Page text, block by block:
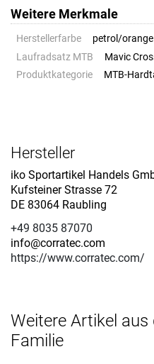
Weitere Merkmale
Herstellerfarbe
petrol/orange
Laufradsatz MTB
Mavic
Produktkategorie
MTB-
Hersteller
iko Sportartikel Handels
Kufsteiner Strasse 72
DE 83064 Raubling
+49 8035 87070
info@corratec.com
https://www.corratec.com/
Weitere Artikel
Familie